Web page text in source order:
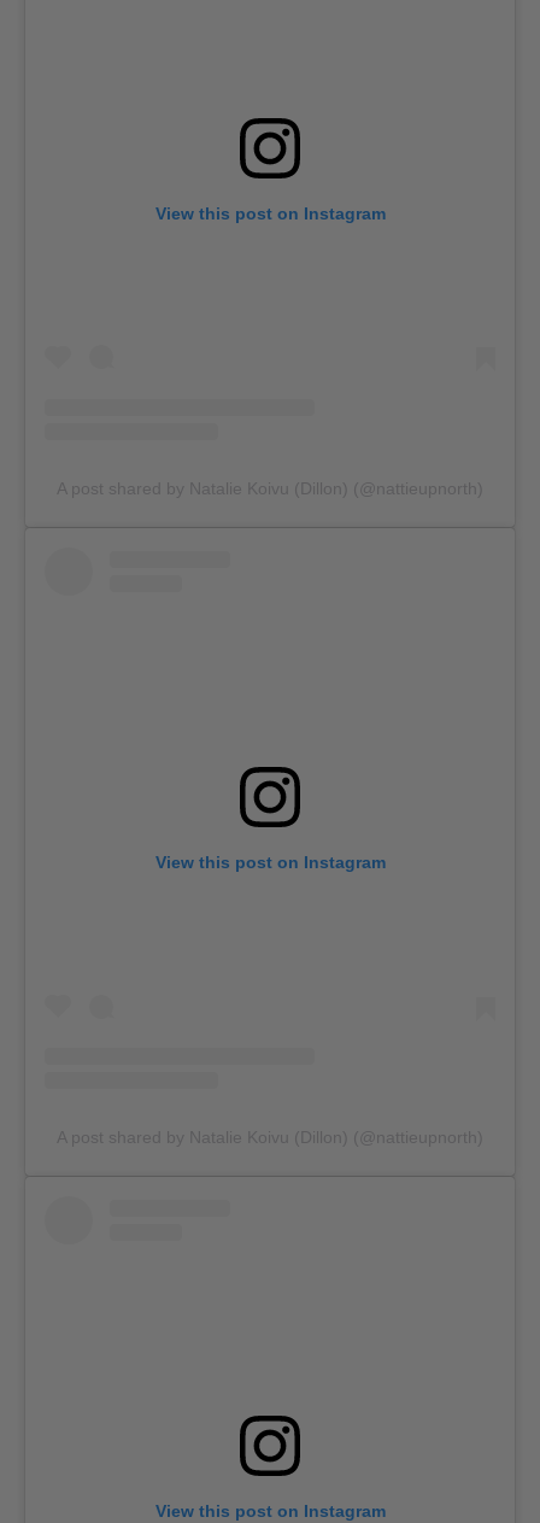
View this post on Instagram
A post shared by Natalie Koivu (Dillon) (@nattieupnorth)
View this post on Instagram
A post shared by Natalie Koivu (Dillon) (@nattieupnorth)
View this post on Instagram